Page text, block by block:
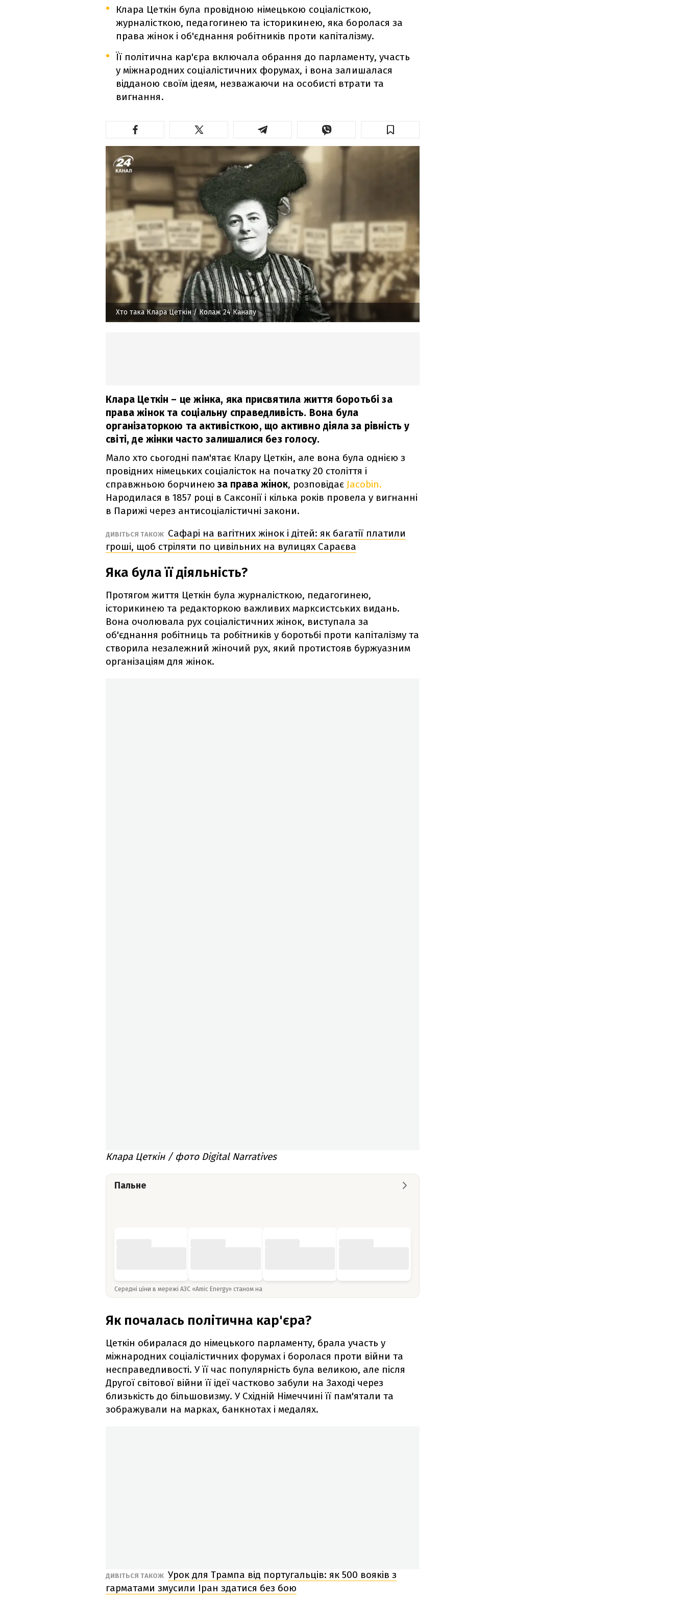
Клара Цеткін була провідною німецькою соціалісткою,
журналісткою, педагогинею та історикинею, яка боролася за
права жінок і об'єднання робітників проти капіталізму.
Її політична кар'єра включала обрання до парламенту, участь
у міжнародних соціалістичних форумах, і вона залишалася
відданою своїм ідеям, незважаючи на особисті втрати та
вигнання.
Хто така Клара Цеткін/ Колаж 24 Каналу
Клара Цеткін – це жінка, яка присвятила життя боротьбі за
права жінок та соціальну справедливість. Вона була
організаторкою та активісткою, що активно діяла за рівність у
світі, де жінки часто залишалися без голосу.
Мало хто сьогодні пам'ятає Клару Цеткін, але вона була однією з
провідних німецьких соціалісток на початку 20 століття і
справжньою борчинеюза права жінок, розповідає Jacobin.
Народилася в 1857 році в Саксонії і кілька років провела у вигнанні
в Парижі через антисоціалістичні закони.
ДИВІТЬСЯ ТАКОЖ Сафарі на вагітних жінок і дітей: як багатії платили
гроші, щоб стріляти по цивільних на вулицях Сараєва
Яка була її діяльність?
Протягом життя Цеткін була журналісткою, педагогинею,
історикинею та редакторкою важливих марксистських видань.
Вона очолювала рух соціалістичних жінок, виступала за
об'єднання робітниць та робітників у боротьбі проти капіталізму та
створила незалежний жіночий рух, який протистояв буржуазним
організаціям для жінок.
Клара Цеткін / фото Digital Narratives
Пальне
Середні ціни в мережі АЗС «Amic Energy» станом на
Як почалась політична кар'єра?
Цеткін обиралася до німецького парламенту, брала участь у
міжнародних соціалістичних форумах і боролася проти війни та
несправедливості. У її час популярність була великою, але після
Другої світової війни її ідеї частково забули на Заході через
близькість до більшовизму. У Східній Німеччині її пам'ятали та
зображували на марках, банкнотах і медалях.
ДИВІТЬСЯ ТАКОЖ Урок для Трампа від португальців: як 500 вояків з
гарматами змусили Іран здатися без бою